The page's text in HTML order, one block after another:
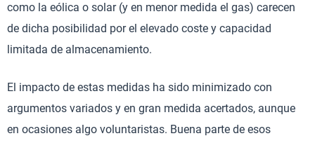
como la eólica o solar (y en menor medida el gas) carecen
de dicha posibilidad por el elevado coste y capacidad
limitada de almacenamiento.
El impacto de estas medidas ha sido minimizado con
argumentos variados y en gran medida acertados, aunque
en ocasiones algo voluntaristas. Buena parte de esos